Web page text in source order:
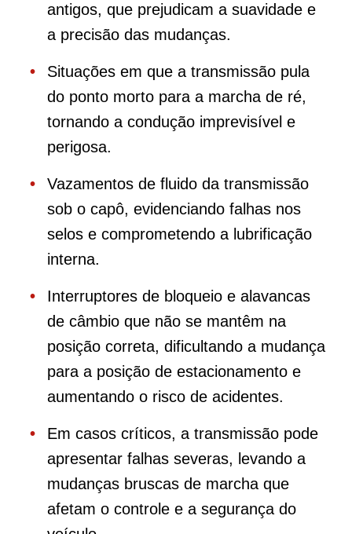
antigos, que prejudicam a suavidade e
a precisão das mudanças.
Situações em que a transmissão pula
do ponto morto para a marcha de ré,
tornando a condução imprevisível e
perigosa.
Vazamentos de fluido da transmissão
sob o capô, evidenciando falhas nos
selos e comprometendo a lubrificação
interna.
Interruptores de bloqueio e alavancas
de câmbio que não se mantêm na
posição correta, dificultando a mudança
para a posição de estacionamento e
aumentando o risco de acidentes.
Em casos críticos, a transmissão pode
apresentar falhas severas, levando a
mudanças bruscas de marcha que
afetam o controle e a segurança do